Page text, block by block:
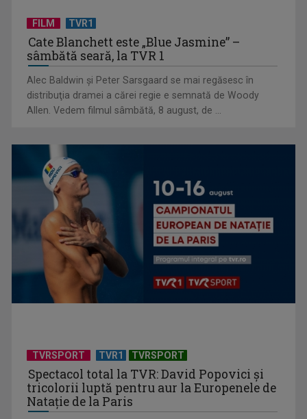
Drama istorică „Prinţesa Ja-Myung”, serialul coreean de la
TVR 1
Arnold Schwarzenegger: „Am știut că vreau să joc rolul
FILM TVR1
Cate Blanchett este „Blue Jasmine” –
sâmbătă seară, la TVR 1
Alec Baldwin şi Peter Sarsgaard se mai regăsesc în
distribuţia dramei a cărei regie e semnată de Woody
Allen. Vedem filmul sâmbătă, 8 august, de ...
TVRSPORT TVR1 TVRSPORT
Spectacol total la TVR: David Popovici și
tricolorii luptă pentru aur la Europenele de
Natație de la Paris